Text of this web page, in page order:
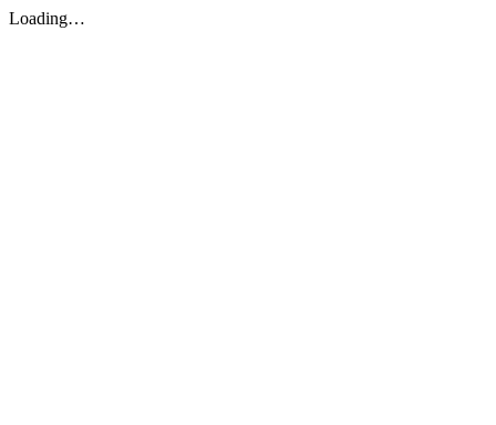
Loading…